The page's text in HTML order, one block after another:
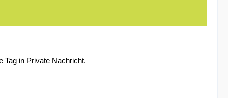
Tag in Private Nachricht.